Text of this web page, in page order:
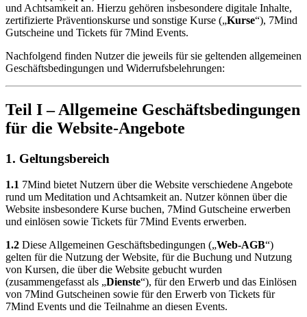
und Achtsamkeit an. Hierzu gehören insbesondere digitale Inhalte,
zertifizierte Präventionskurse und sonstige Kurse („Kurse“), 7Mind
Gutscheine und Tickets für 7Mind Events.
Nachfolgend finden Nutzer die jeweils für sie geltenden allgemeinen
Geschäftsbedingungen und Widerrufsbelehrungen:
Teil I – Allgemeine Geschäftsbedingungen
für die Website-Angebote
1. Geltungsbereich
1.1 7Mind bietet Nutzern über die Website verschiedene Angebote
rund um Meditation und Achtsamkeit an. Nutzer können über die
Website insbesondere Kurse buchen, 7Mind Gutscheine erwerben
und einlösen sowie Tickets für 7Mind Events erwerben.
1.2 Diese Allgemeinen Geschäftsbedingungen („Web-AGB“)
gelten für die Nutzung der Website, für die Buchung und Nutzung
von Kursen, die über die Website gebucht wurden
(zusammengefasst als „Dienste“), für den Erwerb und das Einlösen
von 7Mind Gutscheinen sowie für den Erwerb von Tickets für
7Mind Events und die Teilnahme an diesen Events.